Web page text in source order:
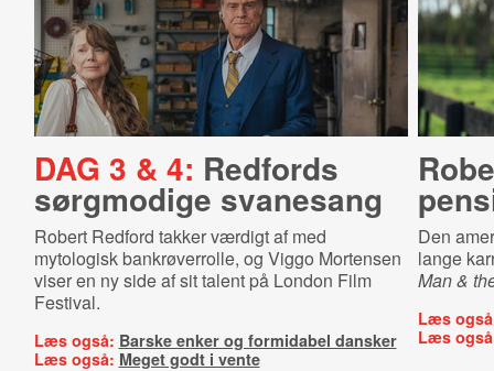
DAG 3 & 4: Redfords
sørgmodige svanesang
Robert Redford takker værdigt af med
mytologisk bankrøverrolle, og Viggo Mortensen
viser en ny side af sit talent på London Film
Festival.
Læs også: Barske enker og formidabel dansker
Læs også: Meget godt i vente
Den
lange
Man &
Læs
Læs